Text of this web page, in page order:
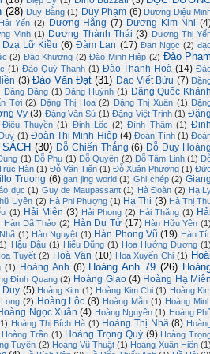
(28) Duy Bằng (1) Duy Phạm (6) Dương Diệu
Yến (2) Dương Hằng (7) Dương Kim Nhi
Vinh (1) Dương Thành Thái (3) Dương Thị
Dzạ Lữ Kiều (6) Đàm Lan (17) Đan Ngọc (2)
(2) Đào Khương (2) Đào Minh Hiệp (2) Đào
(1) Đào Quý Thạnh (1) Đào Thanh Hoà (14)
(3) Đào Văn Đạt (31) Đào Viết Bửu (7)
Đăng Đăng (1) Đăng Huỳnh (1) Đặng Quốc
Tới (2) Đặng Thị Hoa (2) Đặng Thị Xuân (1)
Vy (3) Đặng Văn Sử (1) Đặng Việt Trinh (1)
Điêu Thuyền (1) Đinh Lốc (2) Đình Thậm (1)
(1) Đoàn Thị Minh Hiệp (4) Đoàn Tình (1)
(30) Đỗ Chiến Thắng (6) Đỗ Duy
(1) Đỗ Phu (1) Đỗ Quyên (2) Đỗ Tâm Linh (1)
Hàn (1) Đỗ Văn Tiến (1) Đỗ Xuân Phương (1)
Truong (6) gan jing world (1) Ghi chép (2)
dục (1) Guy de Maupassant (1) Hà Đoàn (2) Hạ
Uyên (2) Hà Phi Phượng (1) Hạ Thi (3) Hà Thị
(1) Hải Miên (3) Hải Phong (2) Hải Thăng (1)
Hàn Dã Thảo (2) Hàn Du Tử (17) Hàn Hữu Yên
(1) Hàn Nguyệt (1) Hàn Phong Vũ (19) Hàn
Hậu Đậu (1) Hiếu Dũng (1) Hoa Hướng Dương
Tuyết (2) Hoà Văn (10) Hoa Xuyến Chi (1)
(1) Hoàng Anh (6) Hoàng Anh 79 (26)
Đình Quang (2) Hoàng Giao (4) Hoàng Hạ
Duy (5) Hoàng Kim (1) Hoàng Kim Chi (1) Hoàng
(2) Hoàng Lộc (8) Hoàng Mẫn (1) Hoàng
Ngọc Xuân (4) Hoàng Nguyên (1) Hoàng
Hoàng Thị Bích Hà (1) Hoàng Thị Nhã (8)
Hoàng Trần (1) Hoàng Trọng Quý (9) Hoàng
Tuyên (2) Hoàng Vũ Thuật (1) Hoàng Xuân Hiến